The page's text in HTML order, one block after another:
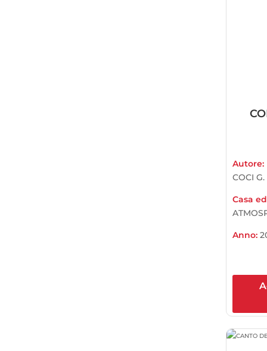
Autore:
COCI G.
Casa
Anno: